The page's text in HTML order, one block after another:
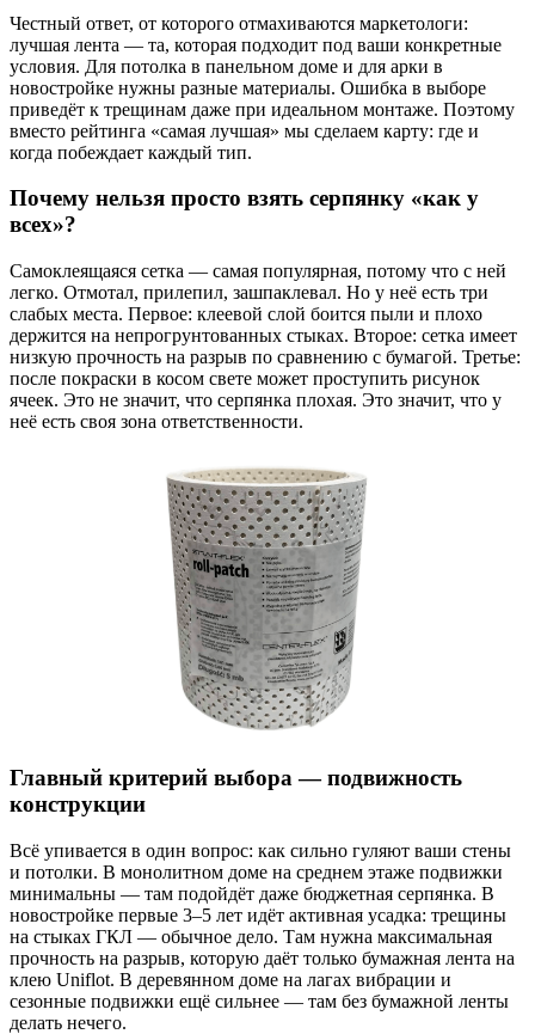
Честный ответ, от которого отмахиваются маркетологи:
лучшая лента — та, которая подходит под ваши конкретные
условия. Для потолка в панельном доме и для арки в
новостройке нужны разные материалы. Ошибка в выборе
приведёт к трещинам даже при идеальном монтаже. Поэтому
вместо рейтинга «самая лучшая» мы сделаем карту: где и
когда побеждает каждый тип.
Почему нельзя просто взять серпянку «как у
всех»?
Самоклеящаяся сетка — самая популярная, потому что с ней
легко. Отмотал, прилепил, зашпаклевал. Но у неё есть три
слабых места. Первое: клеевой слой боится пыли и плохо
держится на непрогрунтованных стыках. Второе: сетка имеет
низкую прочность на разрыв по сравнению с бумагой. Третье:
после покраски в косом свете может проступить рисунок
ячеек. Это не значит, что серпянка плохая. Это значит, что у
неё есть своя зона ответственности.
Главный критерий выбора — подвижность
конструкции
Всё упивается в один вопрос: как сильно гуляют ваши стены
и потолки. В монолитном доме на среднем этаже подвижки
минимальны — там подойдёт даже бюджетная серпянка. В
новостройке первые 3–5 лет идёт активная усадка: трещины
на стыках ГКЛ — обычное дело. Там нужна максимальная
прочность на разрыв, которую даёт только бумажная лента на
клею Uniflot. В деревянном доме на лагах вибрации и
сезонные подвижки ещё сильнее — там без бумажной ленты
делать нечего.